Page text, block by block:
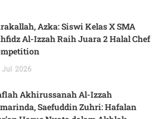
Azka: Siswi Kelas X SMA
Al-Izzah Raih Juara 2 Halal Chef
Jul 2026
Akhirussanah Al-Izzah
Saefuddin Zuhri: Hafalan